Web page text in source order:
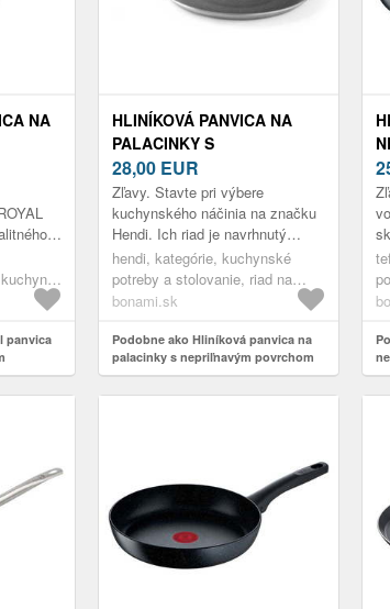
NA
veľmi
panvica
HLINÍKOVÁ PANVICA NA
PALACINKY S
NEPRIĽNAVÝM POVRCHOM
HENDI MARBLE, Ø 29 CM
28,00 EUR
Zľavy. Stavte pri výbere
kuchynského náčinia na značku
Hendi. Ich riad je navrhnutý
hlavne pre profesionálne varenie,
a preto s prehľadom odolá aj
dlhodob...
hendi, kategórie, kuchynské
potreby a stolovanie, riad na
varenie, panvice
bonami.sk
Podobne ako Hliníková panvica na
palacinky s nepriľnavým povrchom
Hendi Marble, ø 29 cm
Ø